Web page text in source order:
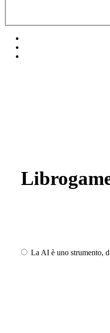
La AI è uno strumento,